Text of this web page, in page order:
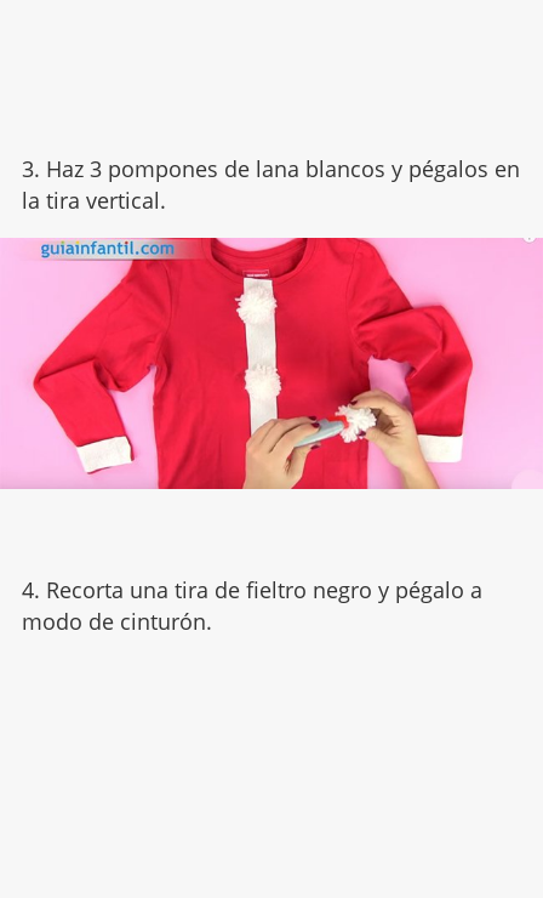
3. Haz 3 pompones de lana blancos y pégalos en
la tira vertical.
4. Recorta una tira de fieltro negro y pégalo a
modo de cinturón.